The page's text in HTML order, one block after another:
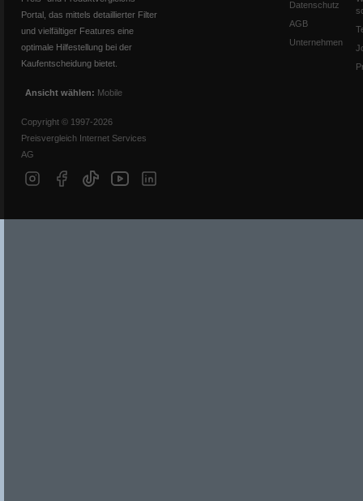
Portal, das mittels detaillierter Filter
und vielfältiger Features eine
optimale Hilfestellung bei der
Kaufentscheidung bietet.
Ansicht wählen: Mobile
Copyright © 1997-2026
Preisvergleich Internet Services
AG
Datenschutz
AGB
Unternehmen